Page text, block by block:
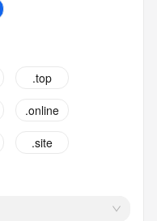
.top
.online
.site